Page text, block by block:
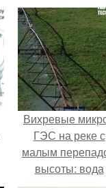
Вихревые
ГЭС на реке с
малым
высоты: вода